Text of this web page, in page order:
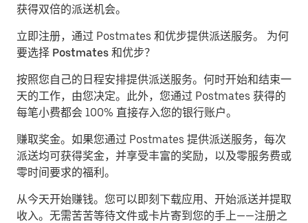
获得双倍的派送机会。
立即注册，通过 Postmates 和优步提供派送服务。 为何
要选择 Postmates 和优步？
按照您自己的日程安排提供派送服务。 何时开始和结束一
天的工作，由您决定。此外，您通过 Postmates 获得的
每笔小费都会 100% 直接存入您的银行账户。
赚取奖金。 如果您通过 Postmates 提供派送服务，每次
派送均可获得奖金，并享受丰富的奖励，以及零服务费或
零时间要求的福利。
从今天开始赚钱。 您可以即刻下载应用、开始派送并提取
收入。无需苦苦等待文件或卡片寄到您的手上——注册之